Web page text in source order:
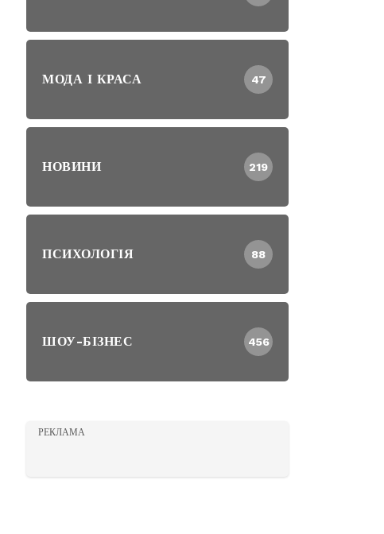
МОДА І КРАСА 47
НОВИНИ 219
ПСИХОЛОГІЯ 88
ШОУ-БІЗНЕС 456
РЕКЛАМА